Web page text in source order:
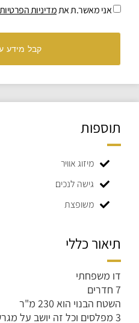
אני מאשר.ת אתמדיניות הפרטיות
קבל מידע
תוספות
מיזוג אוויר
גישה לנכים
משופצת
תיאור כללי
דו משפחתי
השטח הבנוי הוא 230 מ"ר